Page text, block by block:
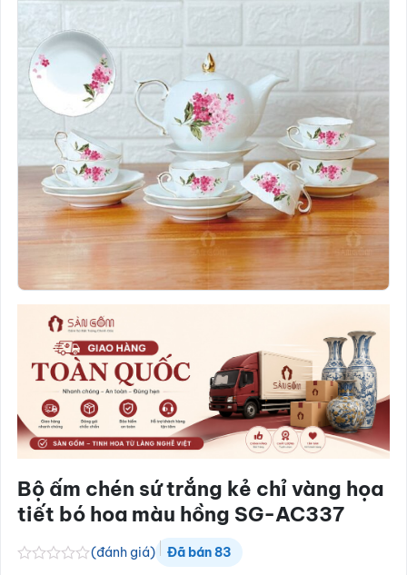
Bộ ấm chén sứ trắng kẻ chỉ vàng họa
tiết bó hoa màu hồng SG-AC337
(đánh giá) Đã bán83